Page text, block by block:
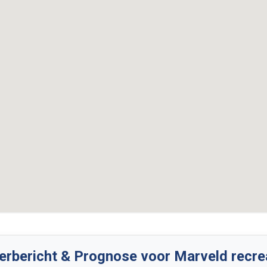
& Prognose voor Marveld